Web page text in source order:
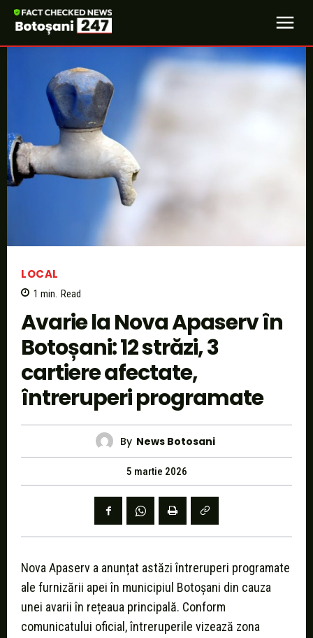
LOCAL
1 min. Read
Avarie la Nova Apaserv în
Botoșani: 12 străzi, 3
cartiere afectate,
întreruperi programate
By News Botosani
5 martie 2026
Nova Apaserv a anunțat astăzi întreruperi programate
ale furnizării apei în municipiul Botoșani din cauza
unei avarii în rețeaua principală. Conform
comunicatului oficial, întreruperile vizează zona